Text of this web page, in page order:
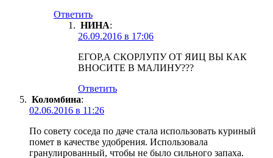
Ответить
НИНА:
26.09.2016 в 17:06
ЕГОР,А СКОРЛУПУ ОТ ЯИЦ ВЫ КАК
ВНОСИТЕ В МАЛИНУ???
Ответить
Коломбина:
02.06.2016 в 11:26
По совету соседа по даче стала использовать куриный
помет в качестве удобрения. Использовала
гранулированный, чтобы не было сильного запаха.